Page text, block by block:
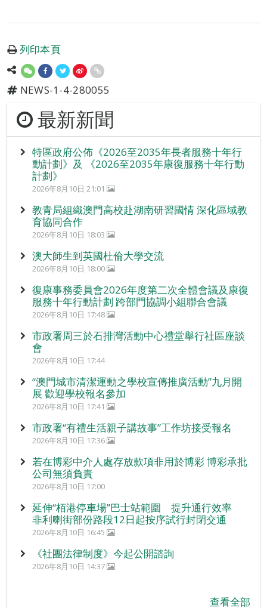
列印本頁
NEWS-1-4-280055
最新新聞
特區政府公佈《2026至2035年長者服務十年行
動計劃》及 《2026至2035年康復服務十年行動
計劃》
2026年8月10日 21:01
教青局組織澳門高校赴湖南研習國情 深化區域教
育協同合作
2026年8月10日 18:03
澳大師生到英國杜倫大學交流
2026年8月10日 18:00
復康事務委員會2026年度第二次全體會議及康復
服務十年行動計劃 跨部門協調小組聯合會議
2026年8月10日 17:48
市政署周三於石排灣活動中心禮堂舉行社區座談
會
2026年8月10日 17:44
“澳門城市清潔運動之學校宣傳推廣活動”九月開
展 歡迎學校報名參加
2026年8月10日 17:41
市政署“有禮生活親子講故事”工作坊接受報名
2026年8月10日 17:36
若在博彩中介人處存放款項非用於博彩 博彩承批
公司無須負責
2026年8月10日 17:00
延伸“栢港停車場”巴士站範圍 提升通行效率
非利喇街部份路段12日起按序試行封閉交通
2026年8月10日 16:45
《社團法律制度》今起公開諮詢
2026年8月10日 14:37
查看全部